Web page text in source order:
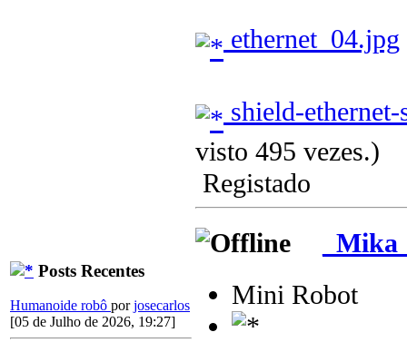
Posts Recentes
Humanoide robô porjosecarlos
[05 de Julho de 2026, 19:27]
ethernet_04.jpg
shield-
visto 495 vezes.)
Registado
Mini Robot